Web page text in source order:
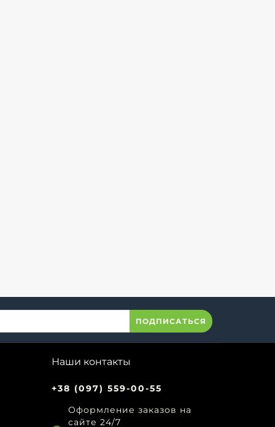
ПОДПИСАТЬСЯ
Наши контакты
+38 (097) 559-00-55
Оформление заказов на
сайте 24/7